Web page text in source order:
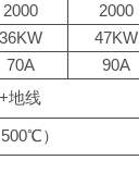
2000 2000
36KW 47KW
70A 90A
地线
）